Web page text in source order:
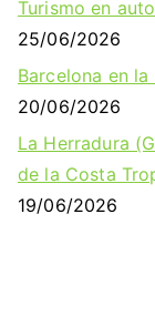
Turismo en
25/06/2026
Barcelona en
20/06/2026
La Herradura
de la Costa
19/06/2026